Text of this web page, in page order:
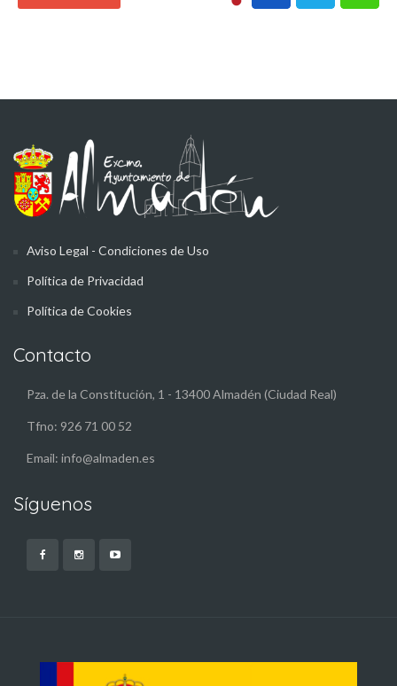
Aviso Legal - Condiciones de Uso
Política de Privacidad
Política de Cookies
Contacto
Pza. de la Constitución, 1 - 13400 Almadén (Ciudad Real)
Tfno: 926 71 00 52
Email: info@almaden.es
Síguenos